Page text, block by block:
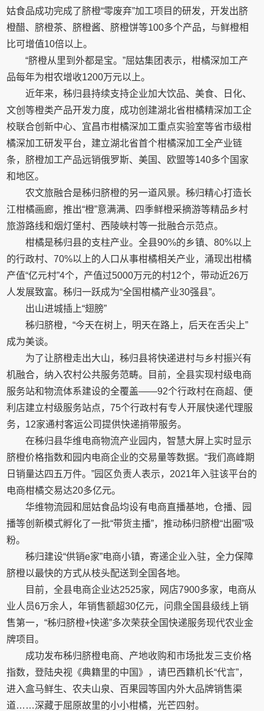
姑食品成功完成了脐橙“零废弃”加工项目的研发，开发出脐
橙醋、脐橙茶、脐橙酱、脐橙饼等100多个产品，与鲜橙相
比可增值10倍以上。
“脐橙从里到外都是宝。”屈姑集团表示，柑橘深加工产
品每年为柑农增收1200万元以上。
近年来，秭归县持续支持企业加大饮品、美食、日化、
文创等橙类产品开发力度，成功创建湖北省柑橘精深加工企
校联合创新中心、宜昌市柑橘深加工重点实验室等省市级柑
橘深加工研发平台，建立湖北省首个柑橘深加工全产业链
条，脐橙加工产品远销俄罗斯、美国、欧盟等140多个国家
和地区。
农文旅融合是秭归脐橙的另一道风景。秭归精心打造长
江柑橘画廊，推出“橙”意满满、四季鲜橙采摘游等精品乡村
旅游路线和烟灯堡村、西陵峡村等一批融合示范点。
柑橘是秭归县的支柱产业。全县90%的乡镇、80%以上
的行政村、70%以上的人口从事柑橘相关产业，涌现出柑橘
产值“亿元村”4个，产值过5000万元的村12个，带动近26万
人发展致富。秭归一跃成为“全国柑橘产业30强县”。
出山进城插上“翅膀”
秭归脐橙，“今天在树上，明天在路上，后天在舌尖上”
成为美谈。
为了让脐橙走出大山，秭归县将快递进村与乡村振兴有
机融合，纳入农村公共服务范畴。目前，全县实现村级电商
服务站和物流体系建设的全覆盖——92个行政村在商超、便
利店建立村级服务站点，75个行政村有专人开展快递代理服
务，12家通村客运公司提供快递捎带服务。
在秭归县华维电商物流产业园内，智慧大屏上实时显示
脐橙价格指数和园内电商企业的交易量等数据。“我们高峰期
日销量达四五万件。”园区负责人表示，2021年入驻该平台的
电商柑橘交易达20多亿元。
华维物流园和屈姑食品均设有电商直播基地，仓播、园
播等创新模式孵化了一批“带货主播”，推动秭归脐橙“出圈”吸
粉。
秭归建设“供销e家”电商小镇，寄递企业入驻，全力保障
脐橙以最快的方式从枝头配送到全国各地。
目前，全县电商企业达2525家，网店7900多家，电商从
业人员6万余人，年销售额超30亿元，问鼎全国县级线上销
售第一，“秭归脐橙+快递”多次荣获全国快递服务现代农业金
牌项目。
成功发布秭归脐橙电商、产地收购和市场批发三支价格
指数，登陆央视《典籍里的中国》，请巴西籍机长“代言”，
进入盒马鲜生、农夫山泉、百果园等国内外大品牌销售渠
道……深藏于屈原故里的小小柑橘，光芒四射。